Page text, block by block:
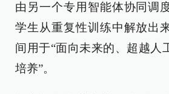
由另一个专用智能体协同调
学生从重复性训练中解放出
间用于“面向未来的、超越人
培养”。